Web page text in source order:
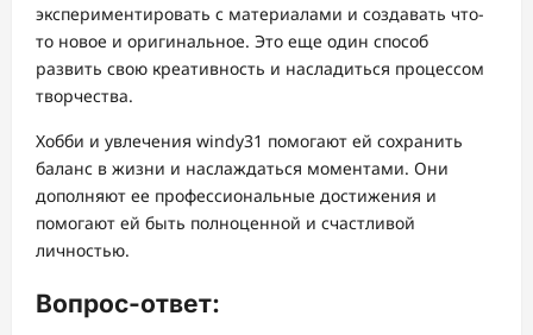
экспериментировать с материалами и создавать что-
то новое и оригинальное. Это еще один способ
развить свою креативность и насладиться процессом
творчества.
Хобби и увлечения windy31 помогают ей сохранить
баланс в жизни и наслаждаться моментами. Они
дополняют ее профессиональные достижения и
помогают ей быть полноценной и счастливой
личностью.
Вопрос-ответ: